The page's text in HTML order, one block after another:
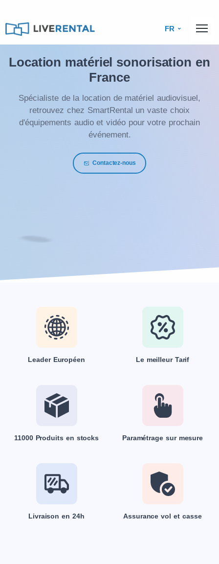
FR
Location matériel sonorisation en
France
Spécialiste de la location de matériel audiovisuel,
retrouvez chez SmartRental un vaste choix
d'équipements audio et vidéo pour votre prochain
événement.
Contactez-nous
Leader Européen Le meilleur Tarif
11000 Produits en stocks Paramétrage sur mesure
Livraison en 24h Assurance vol et casse